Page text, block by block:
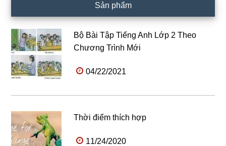
Sản phẩm
Bộ Bài Tập Tiếng Anh Lớp 2 Theo
Chương Trình Mới
04/22/2021
Thời điểm thích hợp
11/24/2020